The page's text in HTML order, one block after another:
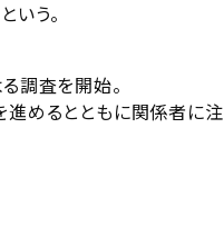
いう。
調査を開始。
進めるとともに関係者に注